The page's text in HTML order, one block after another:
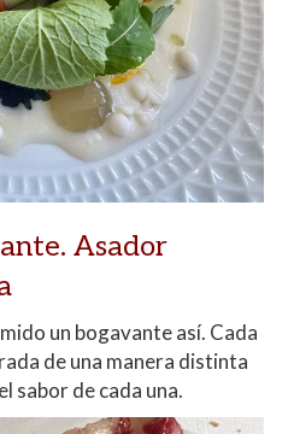
Asador
un bogavante así. Cada
de una manera distinta
sabor de cada una.